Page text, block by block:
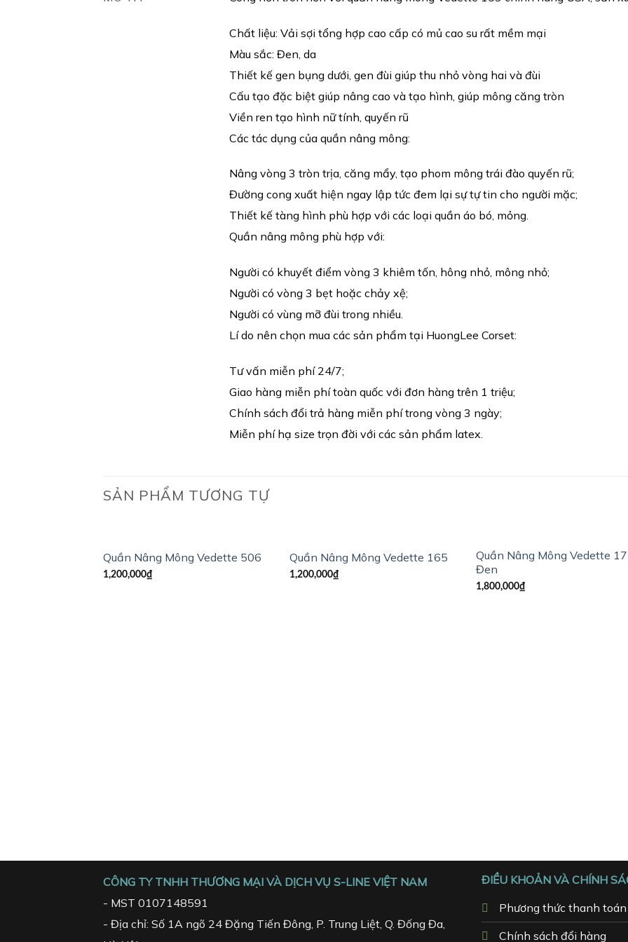
Chất liệu: Vải sợi tổng hợp cao cấp có mủ cao su rất mềm mại
Màu sắc: Đen, da
Thiết kế gen bụng dưới, gen đùi giúp thu nhỏ vòng hai và đùi
Cấu tạo đặc biệt giúp nâng cao và tạo hình, giúp mông căng tròn
Viền ren tạo hình nữ tính, quyến rũ
Các tác dụng của quần nâng mông:
Nâng vòng 3 tròn trịa, căng mẩy, tạo phom mông trái đào quyến rũ;
Đường cong xuất hiện ngay lập tức đem lại sự tự tin cho người mặc;
Thiết kế tàng hình phù hợp với các loại quần áo bó, mỏng.
Quần nâng mông phù hợp với:
Người có khuyết điểm vòng 3 khiêm tốn, hông nhỏ, mông nhỏ;
Người có vòng 3 bẹt hoặc chảy xệ;
Người có vùng mỡ đùi trong nhiều.
Lí do nên chọn mua các sản phẩm tại HuongLee Corset:
Tư vấn miễn phí 24/7;
Giao hàng miễn phí toàn quốc với đơn hàng trên 1 triệu;
Chính sách đổi trả hàng miễn phí trong vòng 3 ngày;
Miễn phí hạ size trọn đời với các sản phẩm latex.
SẢN PHẨM TƯƠNG TỰ
Quần Nâng Mông Vedette 506
1,200,000₫
Quần Nâng Mông Vedette 165
1,200,000₫
Quần Nâng Mông Vedette
Đen
1,800,000₫
CÔNG TY TNHH THƯƠNG MẠI VÀ DỊCH VỤ S-LINE VIỆT NAM
- MST 0107148591
- Địa chỉ: Số 1A ngõ 24 Đặng Tiến Đông, P. Trung Liệt, Q. Đống Đa,
ĐIỀU KHOẢN VÀ CHÍNH
Phương thức thanh toán
Chính sách đổi hàng